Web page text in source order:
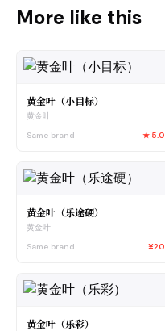
More like this
黄金叶（小目标）
黄金叶
Same brand
★ 5.0
黄金叶（乐途硬）
黄金叶
Same brand
¥20
黄金叶（乐彩）